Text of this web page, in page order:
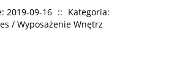
2019-09-16 :: Kategoria:
/ Wyposażenie Wnętrz